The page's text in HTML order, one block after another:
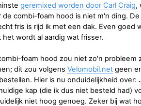
geremixed worden door Carl Craig,
de combi-foam hood is niet m'n ding.
fris is rijd ik met een dak. Even goed
het wordt al aardig wat frisser.
foam hood zou niet zo'n probleem
dit zou volgens Velomobil.netgeen
Hier is nu onduidelijkheid over:
kap (die ik dus niet besteld had)
niet hoog genoeg. Zeker bij wat